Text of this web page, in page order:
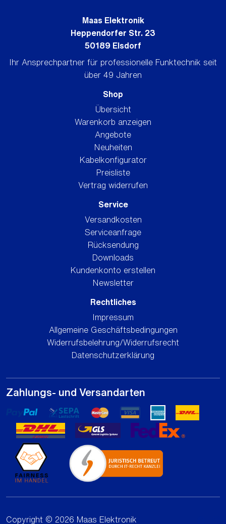
Shop
Übersicht
Warenkorb anzeigen
Angebote
Neuheiten
Kabelkonfigurator
Preisliste
Vertrag widerrufen
Service
Versandkosten
Serviceanfrage
Rücksendung
Downloads
Kundenkonto erstellen
Newsletter
Rechtliches
Impressum
Allgemeine Geschäftsbedingungen
Widerrufsbelehrung/Widerrufsrecht
Datenschutzerklärung
Maas Elektronik
Heppendorfer Str. 23
50189 Elsdorf
Ihr Ansprechpartner für professionelle Funktechnik seit
über 49 Jahren
Zahlungs- und Versandarten
Copyright © 2026 Maas Elektronik